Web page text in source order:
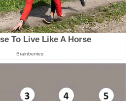
To Live Like A Horse
Brainberries